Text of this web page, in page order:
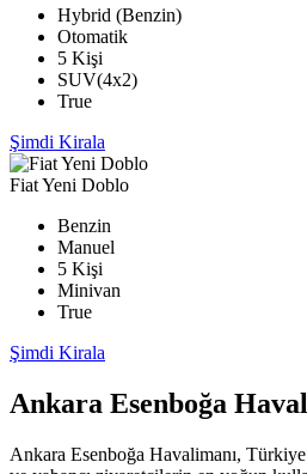
Hybrid (Benzin)
Otomatik
5 Kişi
SUV(4x2)
True
Şimdi Kirala
Fiat Yeni Doblo
Benzin
Manuel
5 Kişi
Minivan
True
Şimdi Kirala
Ankara Esenboğa
Ankara Esenboğa Havalimanı,